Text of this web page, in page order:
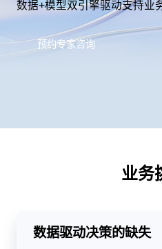
数据+模型双引擎驱动支持业
预约专家咨询
业务
数据驱动决策的缺失